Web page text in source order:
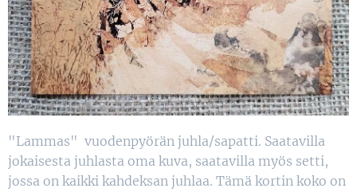
"Lammas" vuodenpyörän juhla/sapatti. Saatavilla
jokaisesta juhlasta oma kuva, saatavilla myös setti,
jossa on kaikki kahdeksan juhlaa. Tämä kortin koko on